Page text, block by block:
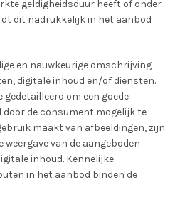
geldigheidsduur heeft of onder
dit nadrukkelijk in het aanbod
en nauwkeurige omschrijving
digitale inhoud en/of diensten.
om een goede
de consument mogelijk te
maakt van afbeeldingen, zijn
weergave van de aangeboden
inhoud. Kennelijke
in het aanbod binden de